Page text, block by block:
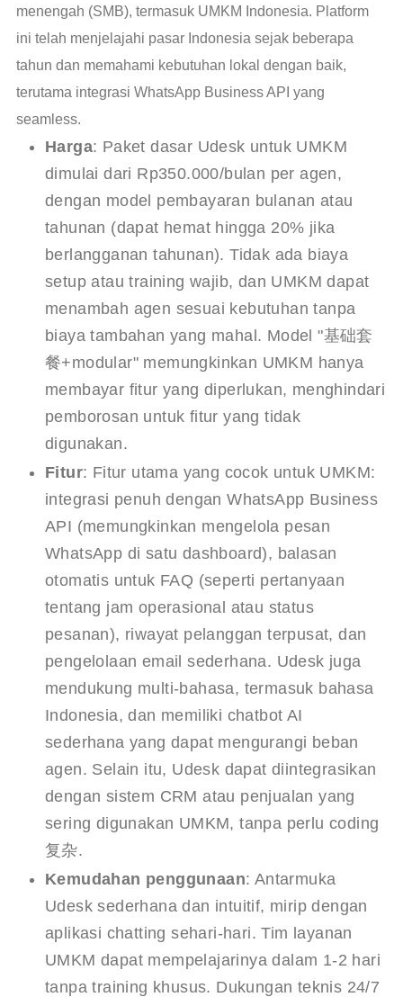
menengah (SMB), termasuk UMKM Indonesia. Platform
ini telah menjelajahi pasar Indonesia sejak beberapa
tahun dan memahami kebutuhan lokal dengan baik,
terutama integrasi WhatsApp Business API yang
seamless.
Harga: Paket dasar Udesk untuk UMKM
dimulai dari Rp350.000/bulan per agen,
dengan model pembayaran bulanan atau
tahunan (dapat hemat hingga 20% jika
berlangganan tahunan). Tidak ada biaya
setup atau training wajib, dan UMKM dapat
menambah agen sesuai kebutuhan tanpa
biaya tambahan yang mahal. Model "基础套
餐+modular" memungkinkan UMKM hanya
membayar fitur yang diperlukan, menghindari
pemborosan untuk fitur yang tidak
digunakan.
Fitur: Fitur utama yang cocok untuk UMKM:
integrasi penuh dengan WhatsApp Business
API (memungkinkan mengelola pesan
WhatsApp di satu dashboard), balasan
otomatis untuk FAQ (seperti pertanyaan
tentang jam operasional atau status
pesanan), riwayat pelanggan terpusat, dan
pengelolaan email sederhana. Udesk juga
mendukung multi-bahasa, termasuk bahasa
Indonesia, dan memiliki chatbot AI
sederhana yang dapat mengurangi beban
agen. Selain itu, Udesk dapat diintegrasikan
dengan sistem CRM atau penjualan yang
sering digunakan UMKM, tanpa perlu coding
复杂.
Kemudahan penggunaan: Antarmuka
Udesk sederhana dan intuitif, mirip dengan
aplikasi chatting sehari-hari. Tim layanan
UMKM dapat mempelajarinya dalam 1-2 hari
tanpa training khusus. Dukungan teknis 24/7